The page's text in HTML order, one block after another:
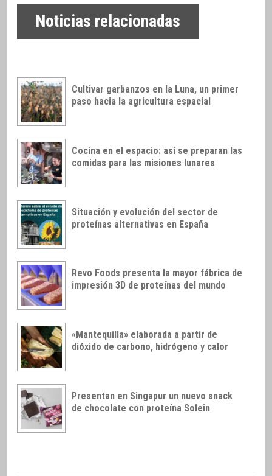
Noticias relacionadas
Cultivar garbanzos en la Luna, un primer
paso hacia la agricultura espacial
Cocina en el espacio: así se preparan las
comidas para las misiones lunares
Situación y evolución del sector de
proteínas alternativas en España
Revo Foods presenta la mayor fábrica de
impresión 3D de proteínas del mundo
«Mantequilla» elaborada a partir de
dióxido de carbono, hidrógeno y calor
Presentan en Singapur un nuevo snack
de chocolate con proteína Solein